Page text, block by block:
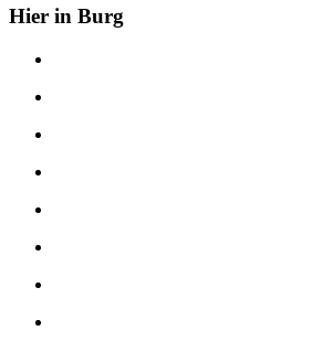
Hier in Burg